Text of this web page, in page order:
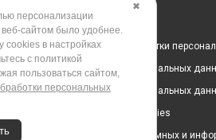
Политика в отношении обработки
Согласие на обработку персональных
Согласие на обработку персональных
Политика использования cookies
Согласие на получение рекламных и
✖
персонализации
веб-сайтом было удобнее.
сookies в настройках
с политикой
пользоваться сайтом,
персональных